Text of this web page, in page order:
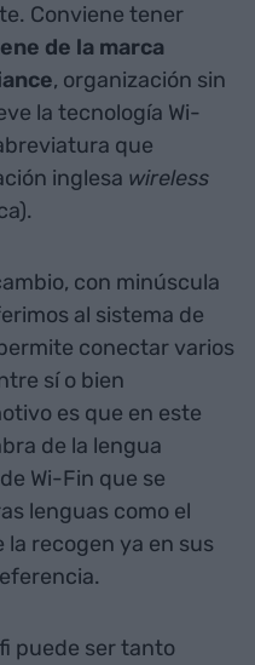
Conviene tener
de la marca
, organización sin
la tecnología Wi-
que
inglesa wireless
con minúscula
al sistema de
conectar varios
sí o bien
es que en este
de la lengua
Wi-Fin que se
lenguas como el
recogen ya en sus
puede ser tanto